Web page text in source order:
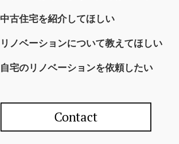
中古住宅を紹介してほしい
リノベーションについて教えてほしい
自宅のリノベーションを依頼したい
Contact